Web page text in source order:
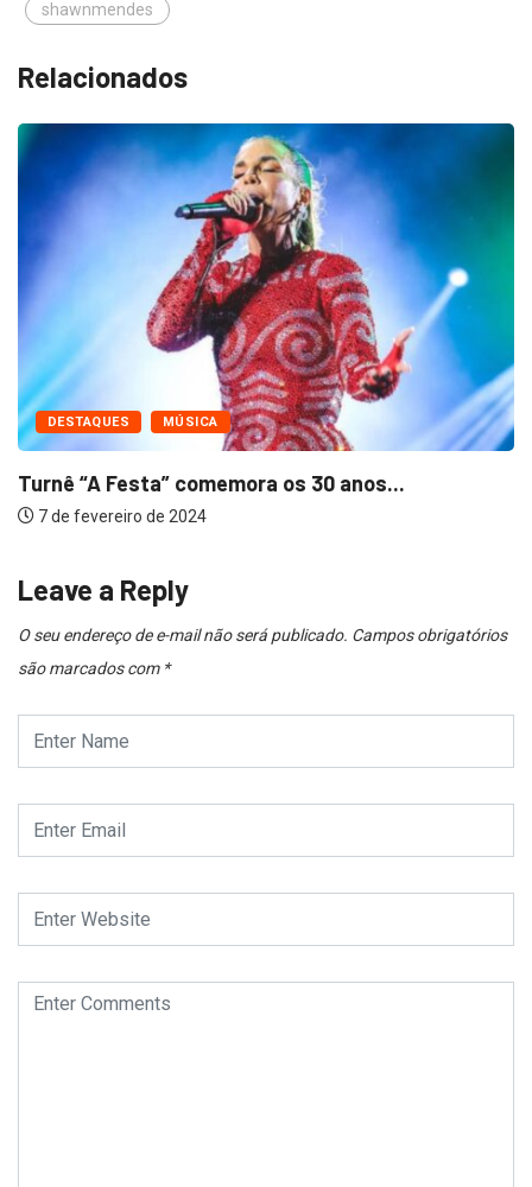
shawnmendes
Relacionados
DESTAQUES MÚSICA
Turnê “A Festa” comemora os 30 anos...
7 de fevereiro de 2024
Leave a Reply
O seu endereço de e-mail não será publicado. Campos obrigatórios
são marcados com *